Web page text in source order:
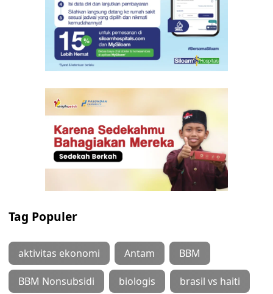
Tag Populer
aktivitas ekonomi Antam BBM
BBM Nonsubsidi biologis brasil vs haiti